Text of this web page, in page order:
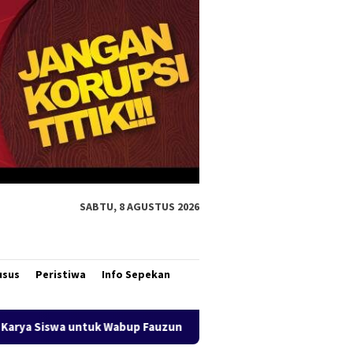
SABTU, 8 AGUSTUS 2026
Peristiwa Info Sepekan
Nihayah Aksi Cepat DLH Merauke Atasi Sampah